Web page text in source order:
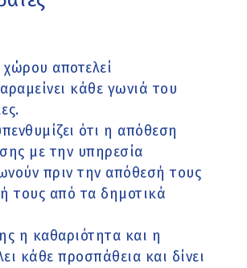
αποτελεί
κάθε γωνιά του
ότι η απόθεση
με την υπηρεσία
πριν την απόθεσή τους
τους από τα δημοτικά
η καθαριότητα και η
κάθε προσπάθεια και δίνει